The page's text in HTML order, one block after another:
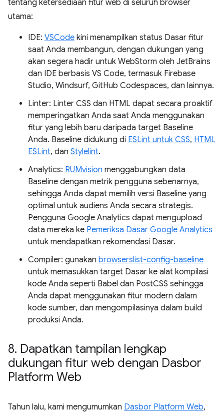
tentang ketersediaan fitur web di seluruh browser
utama:
IDE: VSCode kini menampilkan status Dasar fitur
saat Anda membangun, dengan dukungan yang
akan segera hadir untuk WebStorm oleh JetBrains
dan IDE berbasis VS Code, termasuk Firebase
Studio, Windsurf, GitHub Codespaces, dan lainnya.
Linter: Linter CSS dan HTML dapat secara proaktif
memperingatkan Anda saat Anda menggunakan
fitur yang lebih baru daripada target Baseline
Anda. Baseline didukung di ESLint untuk CSS, HTML
ESLint, dan Stylelint.
Analytics: RUMvision menggabungkan data
Baseline dengan metrik pengguna sebenarnya,
sehingga Anda dapat memilih versi Baseline yang
optimal untuk audiens Anda secara strategis.
Pengguna Google Analytics dapat mengupload
data mereka ke Pemeriksa Dasar Google Analytics
untuk mendapatkan rekomendasi Dasar.
Compiler: gunakan browserslist-config-baseline
untuk memasukkan target Dasar ke alat kompilasi
kode Anda seperti Babel dan PostCSS sehingga
Anda dapat menggunakan fitur modern dalam
kode sumber, dan mengompilasinya dalam build
produksi Anda.
8. Dapatkan tampilan lengkap
dukungan fitur web dengan Dasbor
Platform Web
Tahun lalu, kami mengumumkan Dasbor Platform Web,